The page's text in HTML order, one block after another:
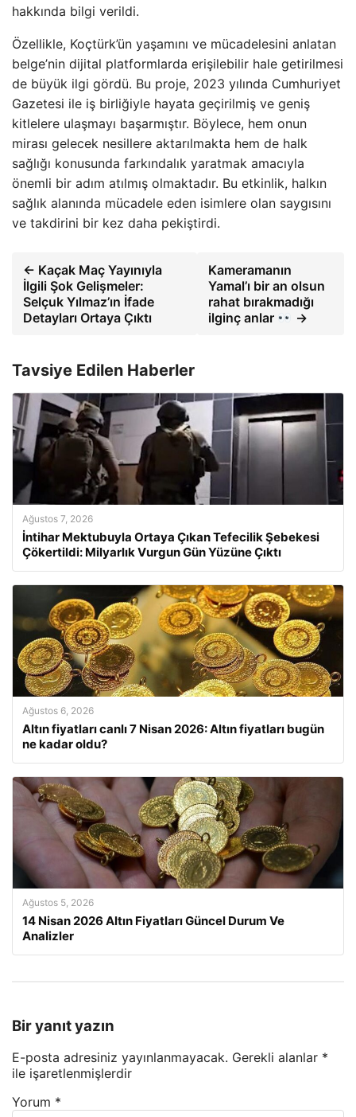
hakkında bilgi verildi.
Özellikle, Koçtürk’ün yaşamını ve mücadelesini anlatan
belge’nin dijital platformlarda erişilebilir hale getirilmesi
de büyük ilgi gördü. Bu proje, 2023 yılında Cumhuriyet
Gazetesi ile iş birliğiyle hayata geçirilmiş ve geniş
kitlelere ulaşmayı başarmıştır. Böylece, hem onun
mirası gelecek nesillere aktarılmakta hem de halk
sağlığı konusunda farkındalık yaratmak amacıyla
önemli bir adım atılmış olmaktadır. Bu etkinlik, halkın
sağlık alanında mücadele eden isimlere olan saygısını
ve takdirini bir kez daha pekiştirdi.
← Kaçak Maç Yayınıyla
İlgili Şok Gelişmeler:
Selçuk Yılmaz’ın İfade
Detayları Ortaya Çıktı
Kameramanın
Yamal’ı bir an olsun
rahat bırakmadığı
ilginç anlar
→
Tavsiye Edilen Haberler
Ağustos 7, 2026
İntihar Mektubuyla Ortaya Çıkan Tefecilik Şebekesi
Çökertildi: Milyarlık Vurgun Gün Yüzüne Çıktı
Ağustos 6, 2026
Altın fiyatları canlı 7 Nisan 2026: Altın fiyatları bugün
ne kadar oldu?
Ağustos 5, 2026
14 Nisan 2026 Altın Fiyatları Güncel Durum Ve
Analizler
Bir yanıt yazın
E-posta adresiniz yayınlanmayacak. Gerekli alanlar *
ile işaretlenmişlerdir
Yorum *